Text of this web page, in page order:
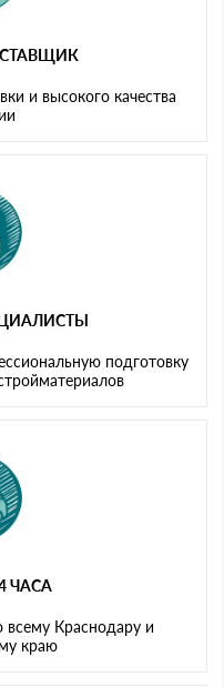
и высокого качества
подготовку
ЧАСА
всему Краснодару и
краю